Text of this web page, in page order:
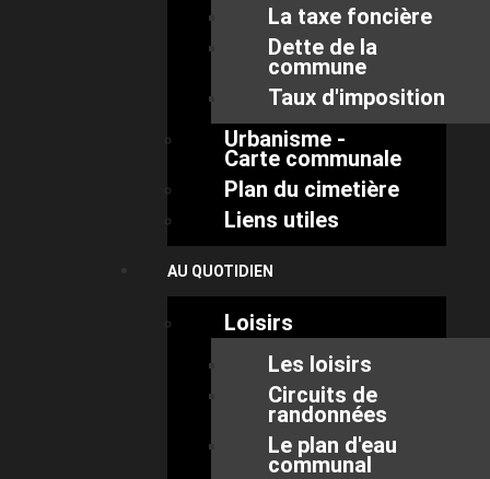
La taxe foncière
Dette de la
commune
Taux d'imposition
Urbanisme -
Carte communale
Plan du cimetière
Liens utiles
AU QUOTIDIEN
Loisirs
Les loisirs
Circuits de
randonnées
Le plan d'eau
communal